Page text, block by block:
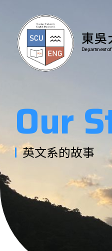
東吳
Department
Our
英文系的故事